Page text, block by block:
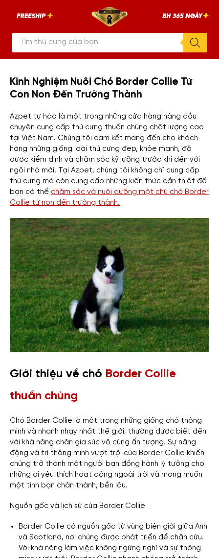
AZPET
–
An
Đón
Pet
Tìm
kiếm
phẩm
Kinh Nghiệm Nuôi Chó Border Collie Từ
Con Non Đến Trưởng Thành
Azpet tự hào là một trong những cửa hàng hàng đầu
chuyên cung cấp thú cưng thuần chủng chất lượng cao
tại Việt Nam. Chúng tôi cam kết mang đến cho khách
hàng những giống loài thú cưng đẹp, khỏe mạnh, đã
được kiểm định và chăm sóc kỹ lưỡng trước khi đến với
ngôi nhà mới. Tại Azpet, chúng tôi không chỉ cung cấp
thú cưng mà còn cung cấp những kiến thức cần thiết để
bạn có thể chăm sóc và nuôi dưỡng một chú chó Border
Collie từ non đến trưởng thành.
Giới thiệu về chó Border Collie
thuần chủng
Chó Border Collie là một trong những giống chó thông
minh và nhanh nhạy nhất thế giới, thường được biết đến
với khả năng chăn gia súc vô cùng ấn tượng. Sự năng
động và trí thông minh vượt trội của Border Collie khiến
chúng trở thành một người bạn đồng hành lý tưởng cho
những ai yêu thích hoạt động ngoài trời và mong muốn
một tình bạn chân thành, bền lâu.
Nguồn gốc và lịch sử của Border Collie
Border Collie có nguồn gốc từ vùng biên giới giữa Anh
và Scotland, nơi chúng được phát triển để chăn cừu.
Với khả năng làm việc không ngừng nghỉ và sự thông